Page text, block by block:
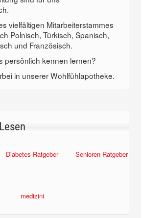
vielfältigen Mitarbeiterstammes
Polnisch, Türkisch, Spanisch,
und Französisch.
persönlich kennen lernen?
in unserer Wohlfühlapotheke.
Diabetes Ratgeber Senioren Ratgeber
medizini